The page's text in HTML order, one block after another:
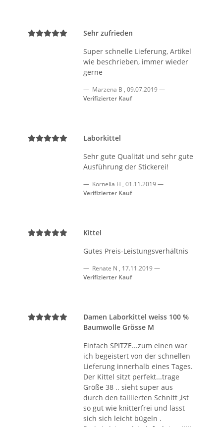
Sehr zufrieden
Super schnelle Lieferung, Artikel
wie beschrieben, immer wieder
gerne
Marzena B , 09.07.2019
Verifizierter Kauf
Laborkittel
Sehr gute Qualität und sehr gute
Ausführung der Stickerei!
Kornelia H , 01.11.2019
Verifizierter Kauf
Kittel
Gutes Preis-Leistungsverhältnis
Renate N , 17.11.2019
Verifizierter Kauf
Damen Laborkittel weiss 100 %
Baumwolle Grösse M
Einfach SPITZE...zum einen war
ich begeistert von der schnellen
Lieferung innerhalb eines Tages.
Der Kittel sitzt perfekt...trage
Größe 38 .. sieht super aus
durch den taillierten Schnitt ,ist
so gut wie knitterfrei und lässt
sich sich leicht bügeln .